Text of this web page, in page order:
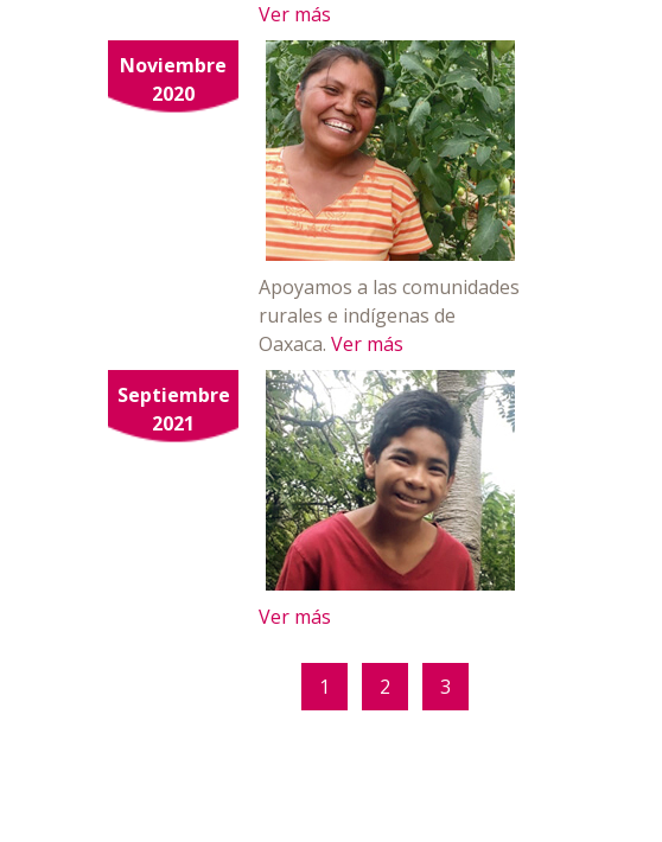
Ver más
Noviembre
2020
Apoyamos a las comunidades
rurales e indígenas de
Oaxaca. Ver más
Septiembre
2021
Ver más
1 2 3